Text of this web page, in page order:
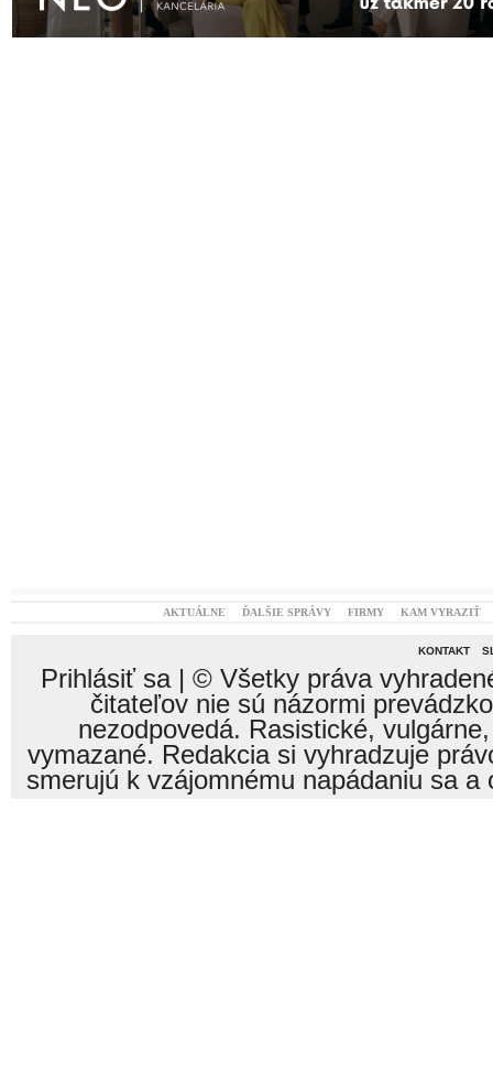
AKTUÁLNE ĎALŠIE SPRÁVY FIRMY KAM VYRAZIŤ
KONTAKT
Prihlásiť sa| © Všetky práva
čitateľov nie sú názormi
nezodpovedá. Rasistické,
vymazané. Redakcia si vyhradzuje
smerujú k vzájomnému napádaniu sa